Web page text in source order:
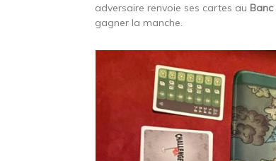
adversaire renvoie ses cartes au Banc
gagner la manche.